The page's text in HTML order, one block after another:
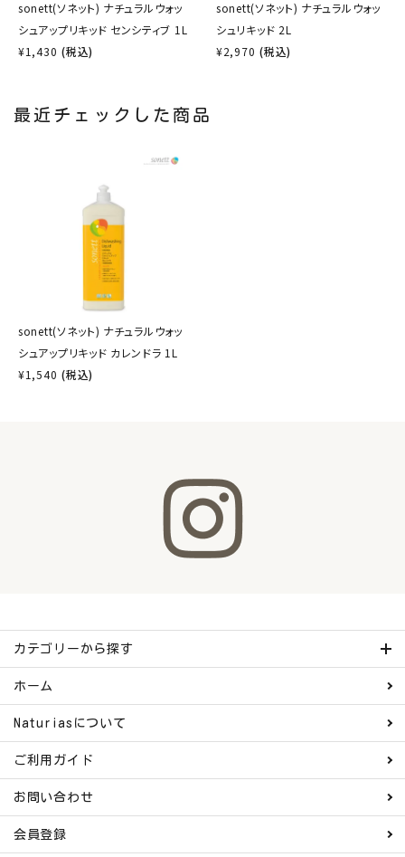
sonett(ソネット) ナチュラルウォッ
シュアップリキッド センシティブ 1L
¥1,430 (税込)
sonett(ソネット) ナチュラルウォッ
シュリキッド 2L
¥2,970 (税込)
最近チェックした商品
sonett(ソネット) ナチュラルウォッ
シュアップリキッド カレンドラ 1L
¥1,540 (税込)
カテゴリーから探す
ホーム
Naturiasについて
ご利用ガイド
お問い合わせ
会員登録